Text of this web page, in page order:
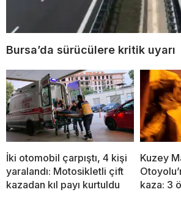
Bursa’da sürücülere kritik uyarı
İki otomobil çarpıştı, 4 kişi
yaralandı: Motosikletli çift
kazadan kıl payı kurtuldu
Kuzey
kaza: 3